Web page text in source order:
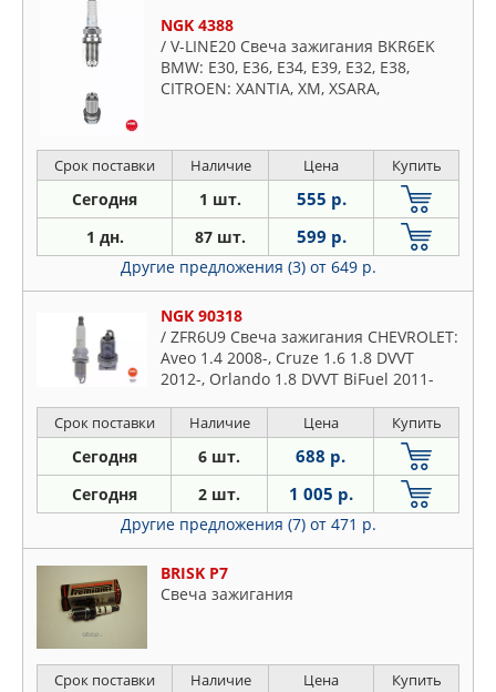
NGK 4388
/ V-LINE20 Свеча зажигания BKR6EK
BMW: E30, E36, E34, E39, E32, E38,
CITROEN: XANTIA, XM, XSARA,
VECTRA, PEUGEOT
Срок поставки Наличие Цена Купить
Сегодня 1 шт. 555 р.
1 дн. 87 шт. 599 р.
Другие предложения (3) от 649 р.
NGK 90318
/ ZFR6U9 Свеча зажигания CHEVROLET:
Aveo 1.4 2008-, Cruze 1.6 1.8 DVVT
2012-, Orlando 1.8 DVVT BiFuel 2011-
Срок поставки Наличие Цена Купить
Сегодня 6 шт. 688 р.
Сегодня 2 шт. 1 005 р.
Другие предложения (7) от 471 р.
BRISK P7
Свеча зажигания
Срок поставки Наличие Цена Купить